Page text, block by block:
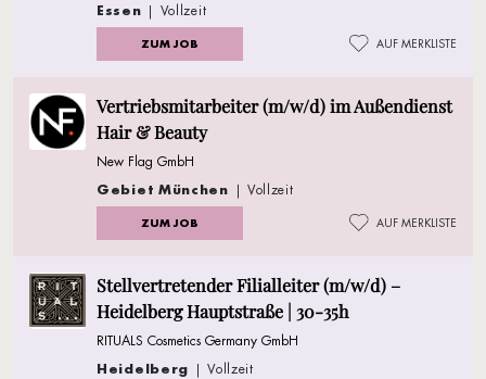
Essen | Vollzeit
ZUM JOB AUF MERKLISTE
Vertriebsmitarbeiter (m/w/d) im Außendienst
Hair & Beauty
New Flag GmbH
Gebiet München | Vollzeit
ZUM JOB AUF MERKLISTE
Stellvertretender Filialleiter (m/w/d) –
Heidelberg Hauptstraße | 30-35h
RITUALS Cosmetics Germany GmbH
Heidelberg | Vollzeit